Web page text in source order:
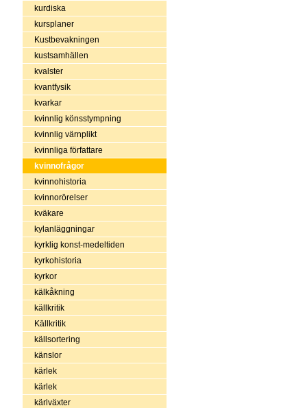
kurdiska
kursplaner
Kustbevakningen
kustsamhällen
kvalster
kvantfysik
kvarkar
kvinnlig könsstympning
kvinnlig värnplikt
kvinnliga författare
kvinnofrågor
kvinnohistoria
kvinnorörelser
kväkare
kylanläggningar
kyrklig konst-medeltiden
kyrkohistoria
kyrkor
kälkåkning
källkritik
Källkritik
källsortering
känslor
kärlek
kärlek
kärlväxter